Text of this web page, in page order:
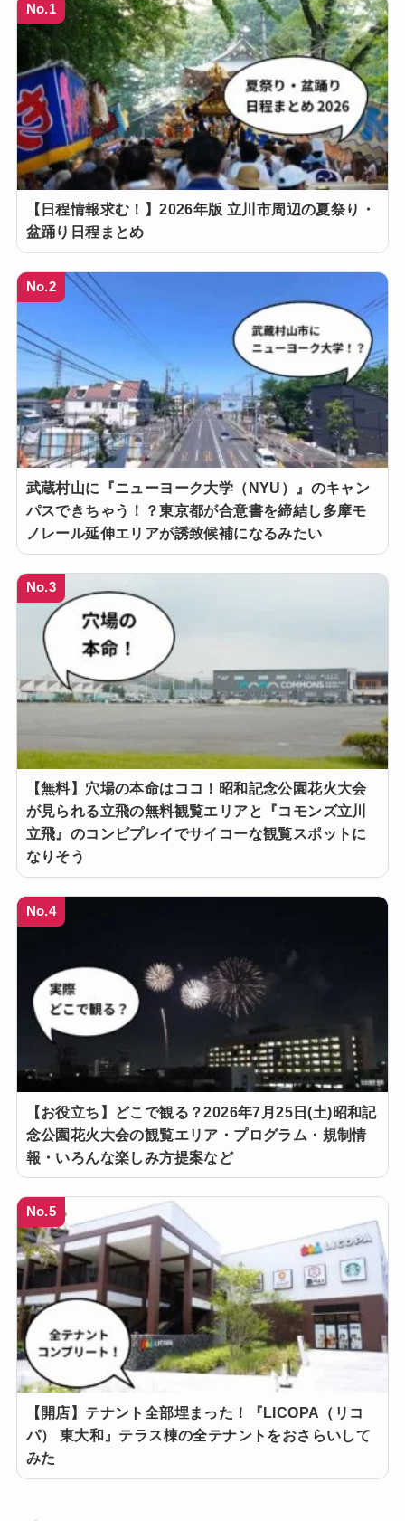
No.1
【日程情報求む！】2026年版 立川市周辺の夏祭り・
盆踊り日程まとめ
No.2
武蔵村山に『ニューヨーク大学（NYU）』のキャン
パスできちゃう！？東京都が合意書を締結し多摩モ
ノレール延伸エリアが誘致候補になるみたい
No.3
【無料】穴場の本命はココ！昭和記念公園花火大会
が見られる立飛の無料観覧エリアと『コモンズ立川
立飛』のコンビプレイでサイコーな観覧スポットに
なりそう
No.4
【お役立ち】どこで観る？2026年7月25日(土)昭和記
念公園花火大会の観覧エリア・プログラム・規制情
報・いろんな楽しみ方提案など
No.5
【開店】テナント全部埋まった！『LICOPA（リコ
パ） 東大和』テラス棟の全テナントをおさらいして
みた